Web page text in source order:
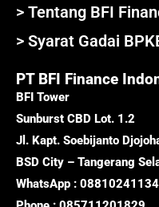
> Tentang BFI
> Syarat Gadai
PT BFI Finance
BFI Tower
Sunburst CBD Lot. 1.2
Jl. Kapt. Soebijanto
BSD City – Tangerang
WhatsApp :